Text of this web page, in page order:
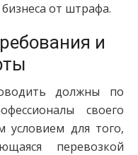
от штрафа.
и
должны по
своего
условием для того,
перевозкой